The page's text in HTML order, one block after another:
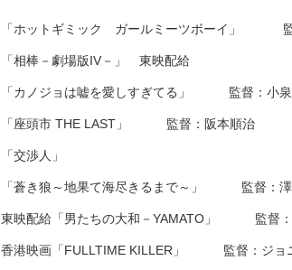
「ホットギミック ガールミーツボーイ」 監
「相棒－劇場版IV－」 東映配給
「カノジョは嘘を愛しすぎてる」 監督：小
「座頭市 THE LAST」 監督：阪本順治
「交渉人」
「蒼き狼～地果て海尽きるまで～」 監督：澤
東映配給「男たちの大和－YAMATO」 監督
香港映画「FULLTIME KILLER」 監督：ジョ